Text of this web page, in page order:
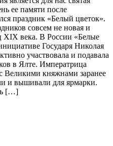
ее памяти после
праздник «Белый цветок».
совсем не новая и
XIX века. В России «Белые
Государя Николая
участвовала и подавала
в Ялте. Императрица
Великими княжнами заранее
и вышивали для ярмарки.
[…]